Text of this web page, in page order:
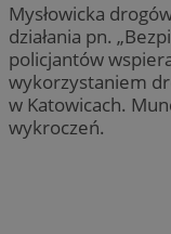
Mysłowicka
działania pn.
policjantów
wykorzystaniem
w Katowicach.
wykroczeń.